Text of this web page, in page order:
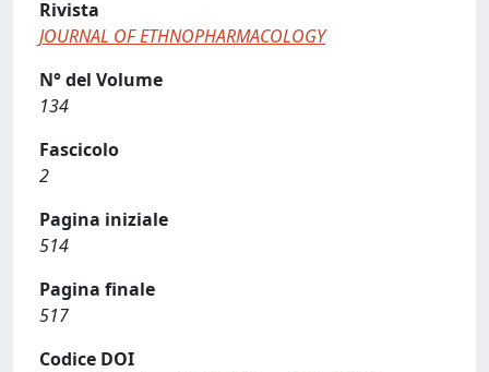
Rivista
JOURNAL OF ETHNOPHARMACOLOGY
N° del Volume
134
Fascicolo
2
Pagina iniziale
514
Pagina finale
517
Codice DOI